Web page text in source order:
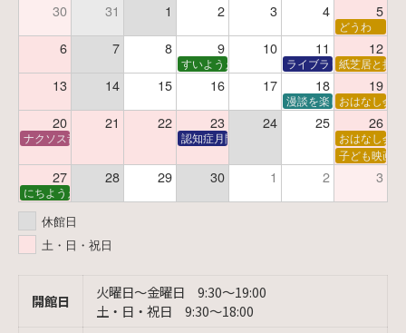
30 31 1 2 3 4 5
どうわ
6 7 8 9 10 11 12
すいようえほん ライブラリーシアター
紙芝居と折
13 14 15 16 17 18 19
漫談を楽しむ会 ～漫談
おはなし会
20 21 22 23 24 25 26
ナクソス音楽会 第6回 宇宙を感じるクラシック認知症月間 特別映画会「調査屋マオさんの恋
おはなし会
子ども映画会
27 28 29 30 1 2 3
にちようえほん
休館日
土・日・祝日
開館日
火曜日〜金曜日 9:30〜19:00
土・日・祝日 9:30〜18:00